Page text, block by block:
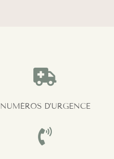

NUMÉROS D’URGENCE
